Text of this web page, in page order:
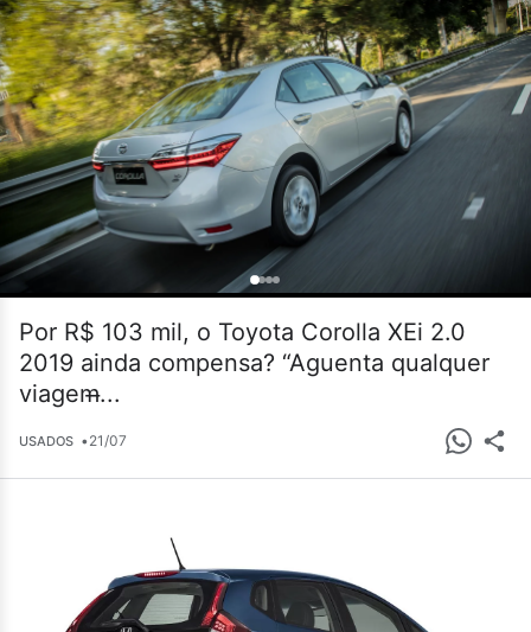
Por R$ 103 mil, o Toyota Corolla XEi 2.0
2019 ainda compensa? “Aguenta qualquer
viagem̶...
USADOS •21/07